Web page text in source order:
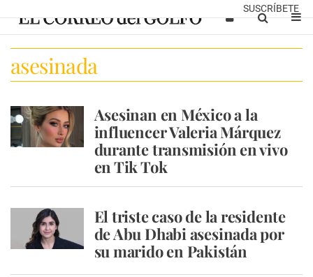
SUSCRÍBETE
asesinada
Asesinan en México a la
influencer Valeria Márquez
durante transmisión en vivo
en Tik Tok
El triste caso de la residente
de Abu Dhabi asesinada por
su marido en Pakistán